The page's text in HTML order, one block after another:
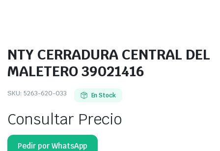
NTY CERRADURA CENTRAL DEL
MALETERO 39021416
SKU: 5263-620-033 En Stock
Consultar Precio
Pedir por WhatsApp